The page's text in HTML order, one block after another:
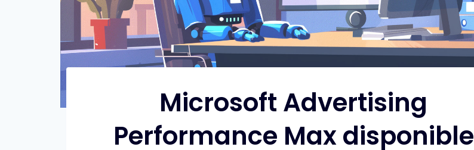
Microsoft Advertising
Performance Max disponible